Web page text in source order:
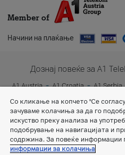
Member of
Начини на плаќање
Дознај повеќе за A1
A1 Austria A1 Croatia A1 Serbia
A1 Slovenia
Со кликање на копчето "Се
зачуваме колачиња за да го
искуство преку анализа на
подобрување на навигацијата и
содржина. За повеќе информации
информации за колачиња